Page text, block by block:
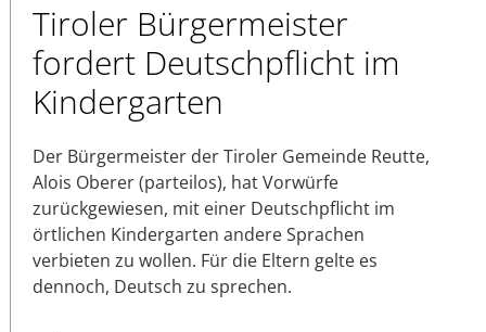
Tiroler Bürgermeister
fordert Deutschpflicht im
Kindergarten
Der Bürgermeister der Tiroler Gemeinde Reutte,
Alois Oberer (parteilos), hat Vorwürfe
zurückgewiesen, mit einer Deutschpflicht im
örtlichen Kindergarten andere Sprachen
verbieten zu wollen. Für die Eltern gelte es
dennoch, Deutsch zu sprechen.